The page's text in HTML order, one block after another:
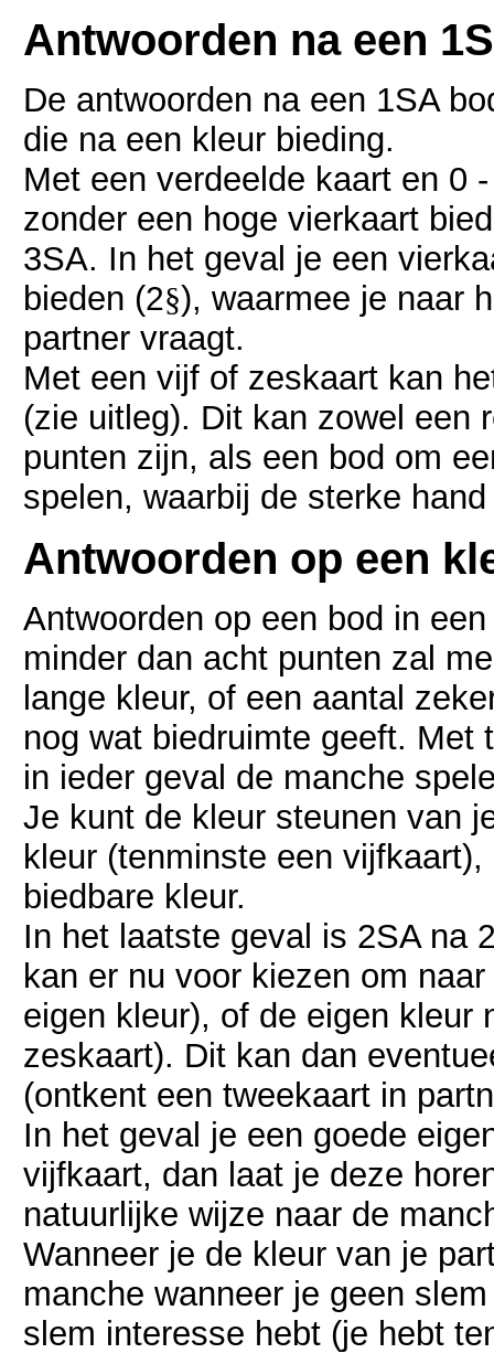
Antwoorden na een
De antwoorden na een 1SA
die na een kleur bieding.
Met een verdeelde kaart en 0
zonder een hoge vierkaart
3SA. In het geval je een
bieden (2§), waarmee je naar
partner vraagt.
Met een vijf of zeskaart kan
(zie uitleg). Dit kan zowel een
punten zijn, als een bod om
spelen, waarbij de sterke
Antwoorden op een
Antwoorden op een bod in
minder dan acht punten zal
lange kleur, of een aantal
nog wat biedruimte geeft. Met
in ieder geval de manche
Je kunt de kleur steunen van
kleur (tenminste een
biedbare kleur.
In het laatste geval is 2SA na
kan er nu voor kiezen om
eigen kleur), of de eigen kleur
zeskaart). Dit kan dan
(ontkent een tweekaart in
In het geval je een goede
vijfkaart, dan laat je deze
natuurlijke wijze naar de
Wanneer je de kleur van je
manche wanneer je geen
slem interesse hebt (je hebt